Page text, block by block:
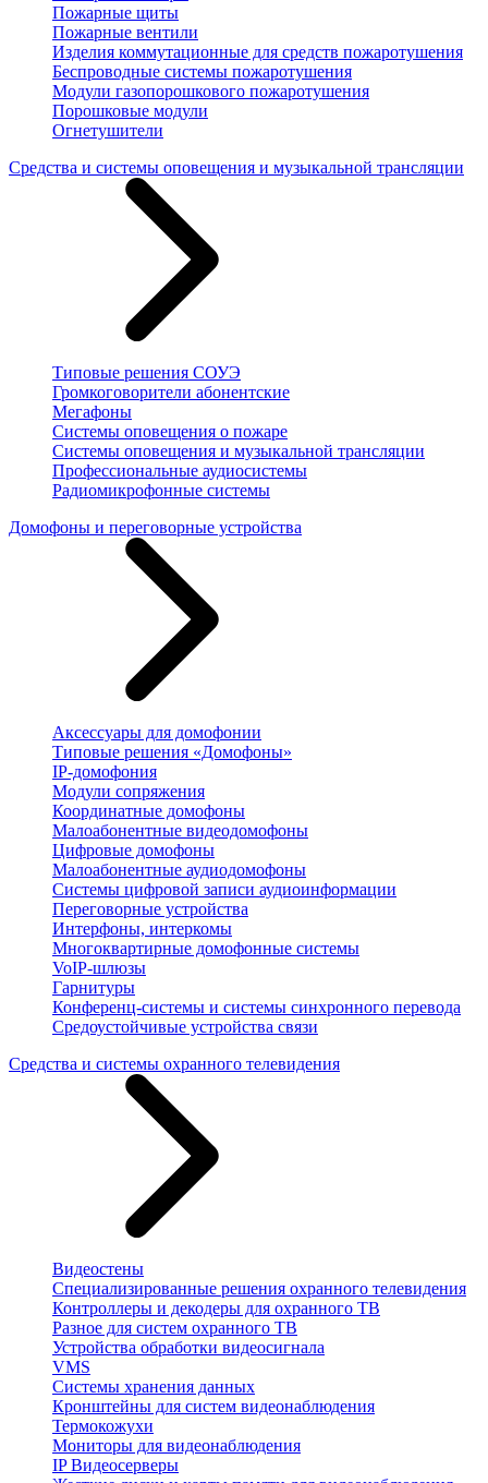
Пожарные щиты
Пожарные вентили
Изделия коммутационные для средств пожаротушения
Беспроводные системы пожаротушения
Модули газопорошкового пожаротушения
Порошковые модули
Огнетушители
Средства и системы оповещения и музыкальной трансляции
Типовые решения СОУЭ
Громкоговорители абонентские
Мегафоны
Системы оповещения о пожаре
Системы оповещения и музыкальной трансляции
Профессиональные аудиосистемы
Радиомикрофонные системы
Домофоны и переговорные устройства
Аксессуары для домофонии
Типовые решения «Домофоны»
IP-домофония
Модули сопряжения
Координатные домофоны
Малоабонентные видеодомофоны
Цифровые домофоны
Малоабонентные аудиодомофоны
Системы цифровой записи аудиоинформации
Переговорные устройства
Интерфоны, интеркомы
Многоквартирные домофонные системы
VoIP-шлюзы
Гарнитуры
Конференц-системы и системы синхронного перевода
Средоустойчивые устройства связи
Средства и системы охранного телевидения
Видеостены
Специализированные решения охранного телевидения
Контроллеры и декодеры для охранного ТВ
Разное для систем охранного ТВ
Устройства обработки видеосигнала
VMS
Системы хранения данных
Кронштейны для систем видеонаблюдения
Термокожухи
Мониторы для видеонаблюдения
IP Видеосерверы